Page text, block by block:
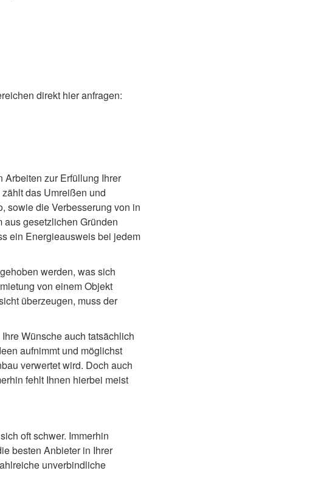
direkt hier anfragen:
Arbeiten zur Erfüllung Ihrer
das Umreißen und
sowie die Verbesserung von in
gesetzlichen Gründen
ein Energieausweis bei jedem
werden, was sich
von einem Objekt
überzeugen, muss der
Wünsche auch tatsächlich
aufnimmt und möglichst
verwertet wird. Doch auch
fehlt Ihnen hierbei meist
oft schwer. Immerhin
besten Anbieter in Ihrer
unverbindliche